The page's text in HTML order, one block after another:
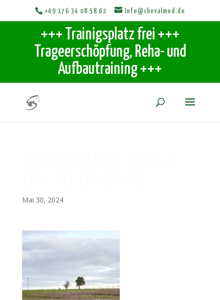
+49 176 34 08 58 62 Info@chevalmed.de
+++ Trainigsplatz frei +++
Trageerschöpfung, Reha- und
Aufbautraining +++
Mai 30, 2024